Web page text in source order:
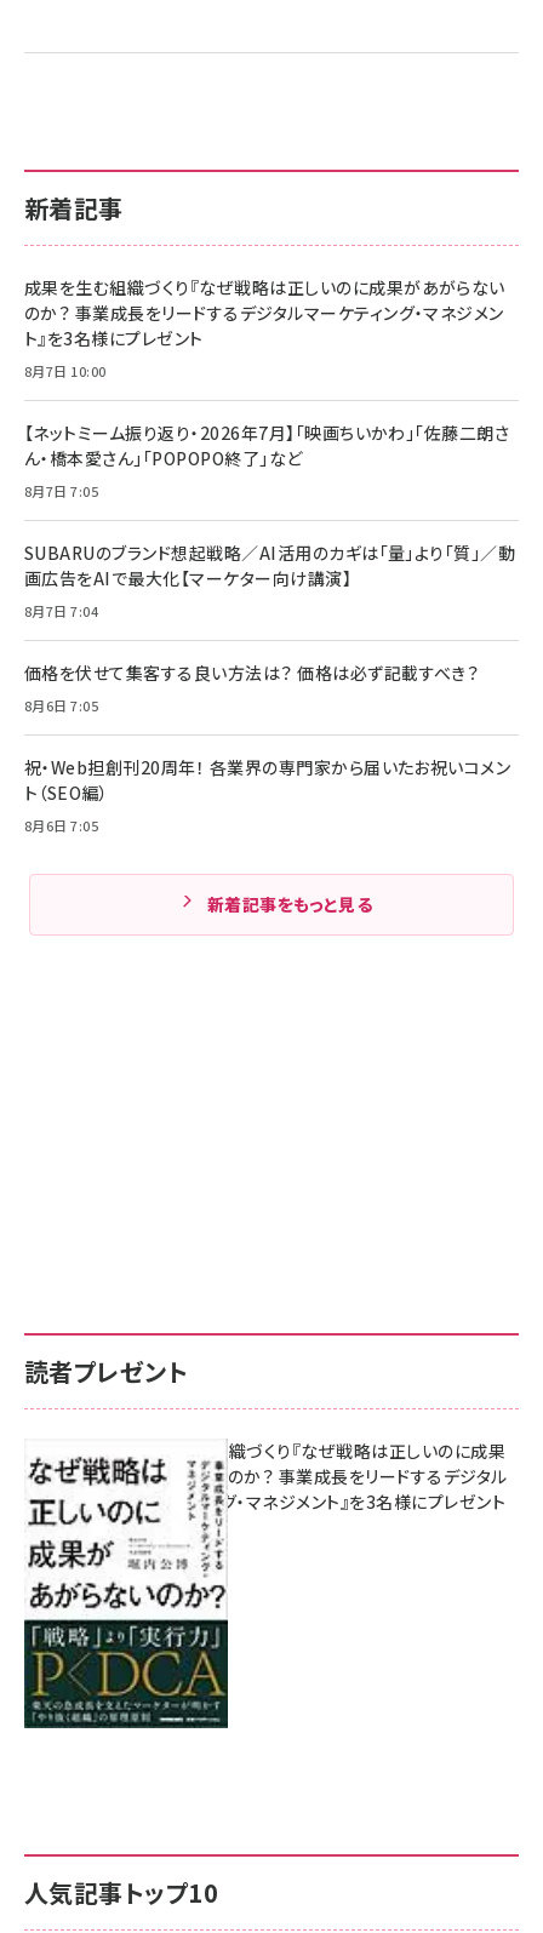
新着記事
成果を生む組織づくり『なぜ戦略は正しいのに成果があがらない
のか？ 事業成長をリードするデジタルマーケティング・マネジメン
ト』を3名様にプレゼント
8月7日 10:00
【ネットミーム振り返り・2026年7月】「映画ちいかわ」「佐藤二朗さ
ん・橋本愛さん」「POPOPO終了」など
8月7日 7:05
SUBARUのブランド想起戦略／AI活用のカギは「量」より「質」／動
画広告をAIで最大化【マーケター向け講演】
8月7日 7:04
価格を伏せて集客する良い方法は？ 価格は必ず記載すべき？
8月6日 7:05
祝・Web担創刊20周年！ 各業界の専門家から届いたお祝いコメン
ト（SEO編）
8月6日 7:05
新着記事をもっと見る
人気記事トップ10
読者プレゼント
成果を生む組織づくり『なぜ戦略は正しいのに成果
があがらないのか？ 事業成長をリードするデジタル
マーケティング・マネジメント』を3名様にプレゼント
8月7日 10:00